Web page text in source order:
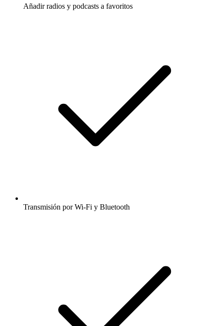
Añadir radios y podcasts a favoritos
Transmisión por Wi-Fi y Bluetooth